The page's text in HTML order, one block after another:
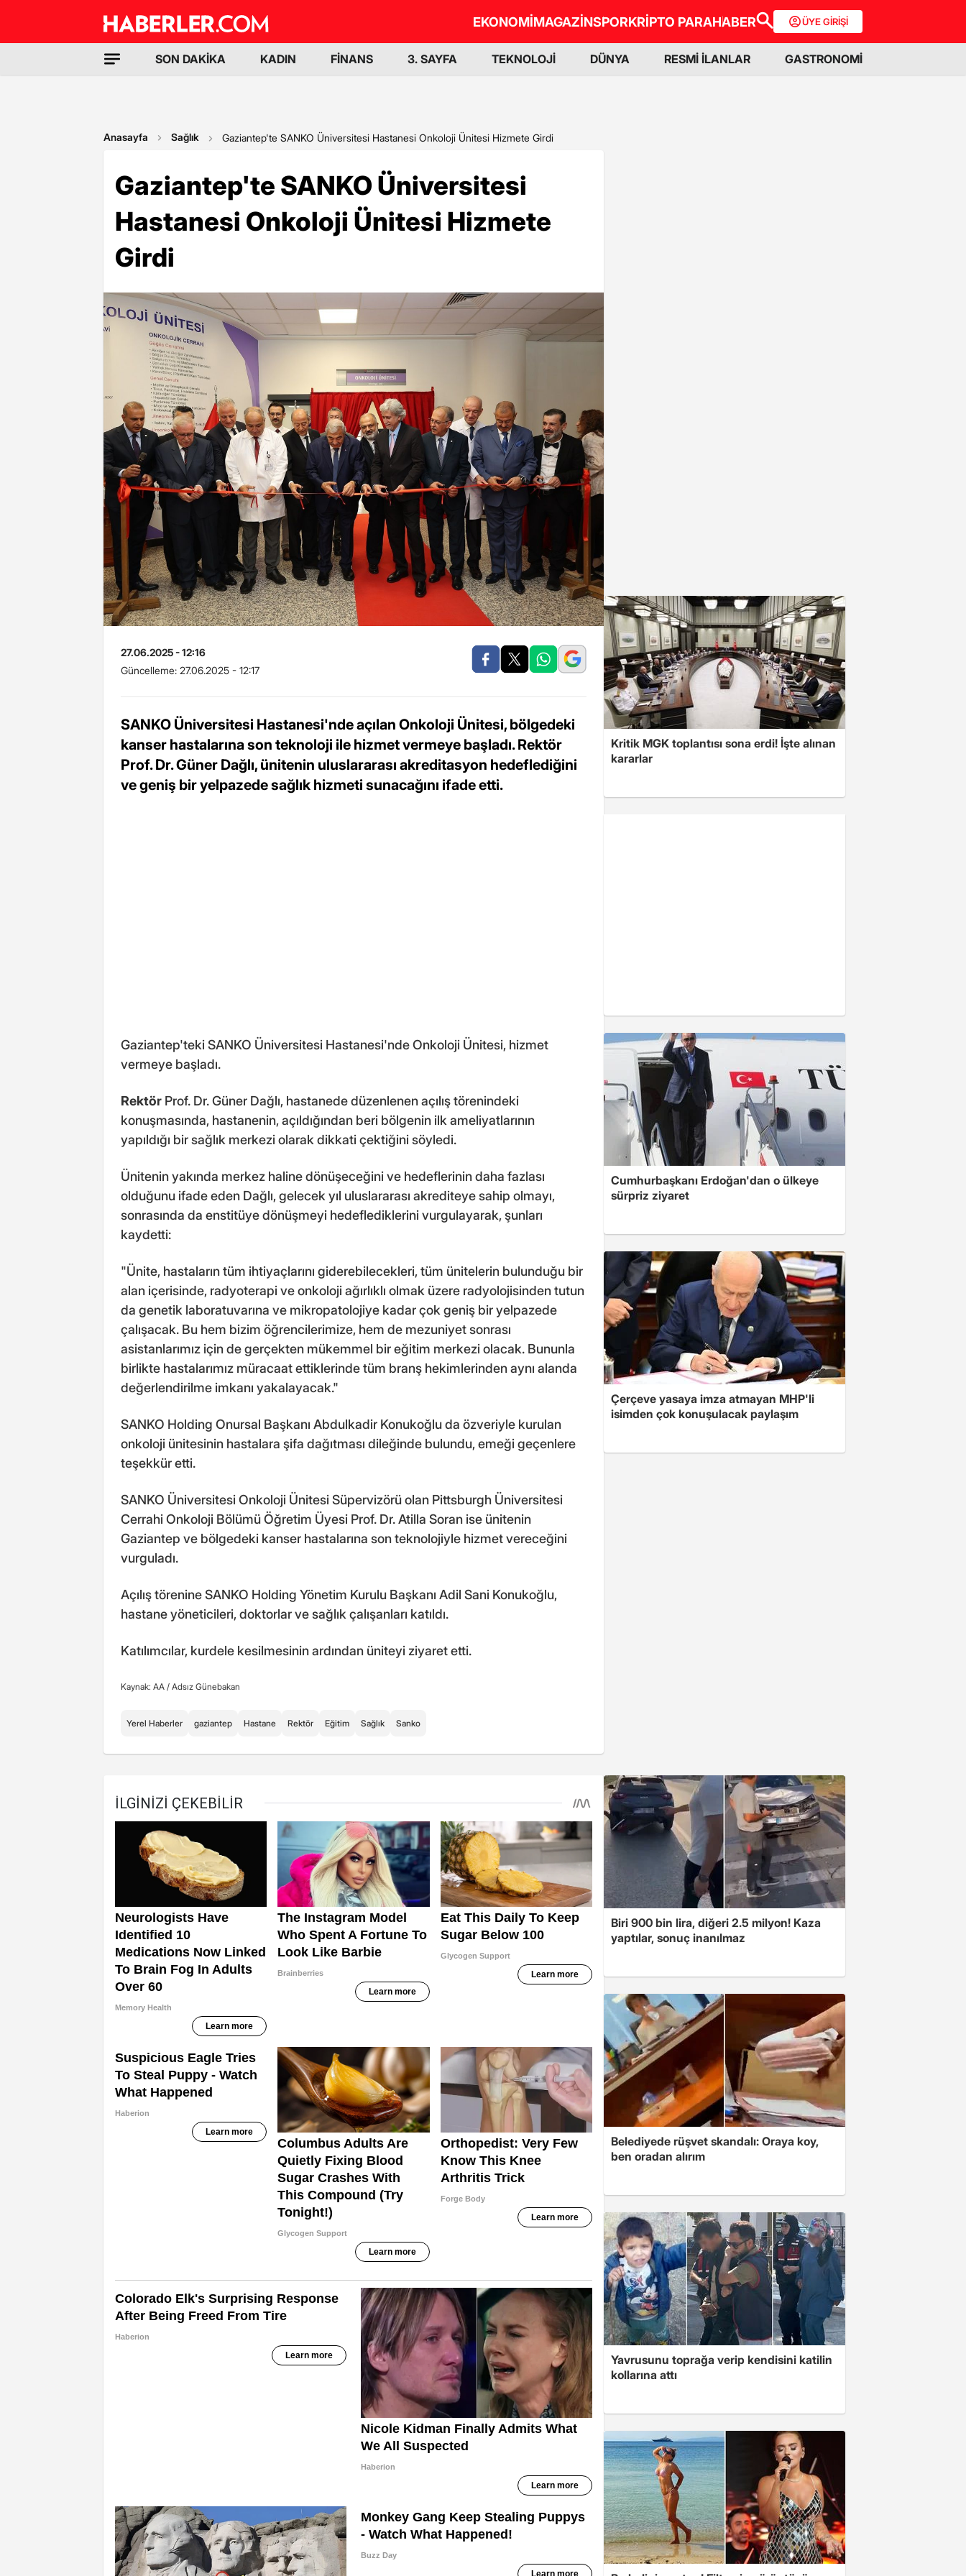
EKONOMİMAGAZİNSPORKRİPTO PARAHABER ÜYE GİRİŞİ
SON DAKİKA KADIN FİNANS 3. SAYFA TEKNOLOJİ DÜNYA RESMİ İLANLAR GASTRONOMİ
Anasayfa Sağlık Gaziantep'te SANKO Üniversitesi Hastanesi Onkoloji Ünitesi Hizmete Girdi
Gaziantep'te SANKO Üniversitesi
Hastanesi Onkoloji Ünitesi Hizmete
Girdi
27.06.2025 - 12:16
Güncelleme: 27.06.2025 - 12:17
SANKO Üniversitesi Hastanesi'nde açılan Onkoloji Ünitesi, bölgedeki
kanser hastalarına son teknoloji ile hizmet vermeye başladı. Rektör
Prof. Dr. Güner Dağlı, ünitenin uluslararası akreditasyon hedeflediğini
ve geniş bir yelpazede sağlık hizmeti sunacağını ifade etti.
Gaziantep'teki SANKO Üniversitesi Hastanesi'nde Onkoloji Ünitesi, hizmet
vermeye başladı.
Rektör Prof. Dr. Güner Dağlı, hastanede düzenlenen açılış törenindeki
konuşmasında, hastanenin, açıldığından beri bölgenin ilk ameliyatlarının
yapıldığı bir sağlık merkezi olarak dikkati çektiğini söyledi.
Ünitenin yakında merkez haline dönüşeceğini ve hedeflerinin daha fazlası
olduğunu ifade eden Dağlı, gelecek yıl uluslararası akrediteye sahip olmayı,
sonrasında da enstitüye dönüşmeyi hedeflediklerini vurgulayarak, şunları
kaydetti:
"Ünite, hastaların tüm ihtiyaçlarını giderebilecekleri, tüm ünitelerin bulunduğu bir
alan içerisinde, radyoterapi ve onkoloji ağırlıklı olmak üzere radyolojisinden tutun
da genetik laboratuvarına ve mikropatolojiye kadar çok geniş bir yelpazede
çalışacak. Bu hem bizim öğrencilerimize, hem de mezuniyet sonrası
asistanlarımız için de gerçekten mükemmel bir eğitim merkezi olacak. Bununla
birlikte hastalarımız müracaat ettiklerinde tüm branş hekimlerinden aynı alanda
değerlendirilme imkanı yakalayacak."
SANKO Holding Onursal Başkanı Abdulkadir Konukoğlu da özveriyle kurulan
onkoloji ünitesinin hastalara şifa dağıtması dileğinde bulundu, emeği geçenlere
teşekkür etti.
SANKO Üniversitesi Onkoloji Ünitesi Süpervizörü olan Pittsburgh Üniversitesi
Cerrahi Onkoloji Bölümü Öğretim Üyesi Prof. Dr. Atilla Soran ise ünitenin
Gaziantep ve bölgedeki kanser hastalarına son teknolojiyle hizmet vereceğini
vurguladı.
Açılış törenine SANKO Holding Yönetim Kurulu Başkanı Adil Sani Konukoğlu,
hastane yöneticileri, doktorlar ve sağlık çalışanları katıldı.
Katılımcılar, kurdele kesilmesinin ardından üniteyi ziyaret etti.
Kaynak: AA / Adsız Günebakan
Yerel Haberler gaziantep Hastane Rektör Eğitim Sağlık Sanko
Kritik MGK toplantısı sona erdi! İşte alınan
kararlar
Cumhurbaşkanı Erdoğan'dan o ülkeye
sürpriz ziyaret
Çerçeve yasaya imza atmayan MHP'li
isimden çok konuşulacak paylaşım
Biri 900 bin lira, diğeri 2.5 milyon! Kaza
yaptılar, sonuç inanılmaz
Belediyede rüşvet skandalı: Oraya koy,
ben oradan alırım
Yavrusunu toprağa verip kendisini katilin
kollarına attı